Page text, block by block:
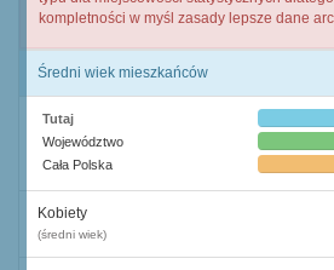
kompletności w myśl zasady lepsze dane
Średni wiek mieszkańców
Tutaj
Województwo
Cała Polska
Kobiety
(średni wiek)